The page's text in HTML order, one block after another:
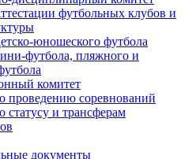
футбольных клубов и
юношеского футбола
футбола, пляжного и
комитет
проведению соревнований
статусу и трансферам
документы